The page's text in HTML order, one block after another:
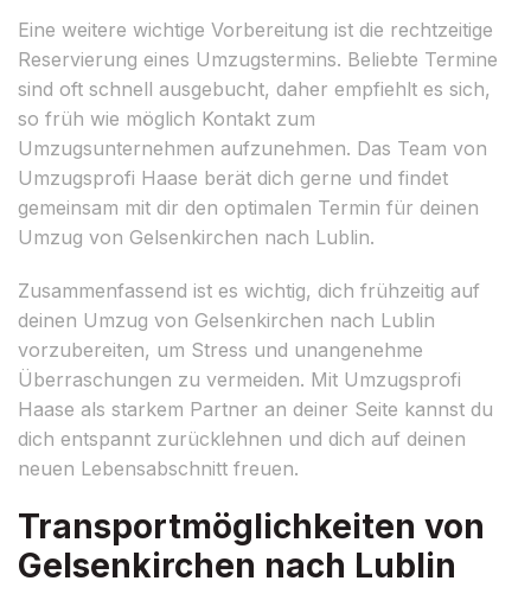
Eine weitere wichtige Vorbereitung ist die rechtzeitige
Reservierung eines Umzugstermins. Beliebte Termine
sind oft schnell ausgebucht, daher empfiehlt es sich,
so früh wie möglich Kontakt zum
Umzugsunternehmen aufzunehmen. Das Team von
Umzugsprofi Haase berät dich gerne und findet
gemeinsam mit dir den optimalen Termin für deinen
Umzug von Gelsenkirchen nach Lublin.
Zusammenfassend ist es wichtig, dich frühzeitig auf
deinen Umzug von Gelsenkirchen nach Lublin
vorzubereiten, um Stress und unangenehme
Überraschungen zu vermeiden. Mit Umzugsprofi
Haase als starkem Partner an deiner Seite kannst du
dich entspannt zurücklehnen und dich auf deinen
neuen Lebensabschnitt freuen.
Transportmöglichkeiten von
Gelsenkirchen nach Lublin